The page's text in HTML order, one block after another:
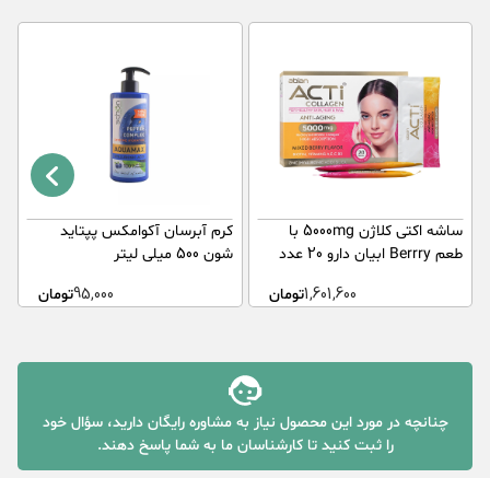
ساشه اکتی کلاژن 5000mg با
طعم Berrry ابیان دارو 20 عدد
1,601,600تومان
کرم آبرسان آکوامکس پپتاید
شون 500 میلی لیتر
95,000تومان
چنانچه در مورد این محصول نیاز به مشاوره رایگان دارید، سؤال خود
را ثبت کنید تا کارشناسان ما به شما پاسخ دهند.